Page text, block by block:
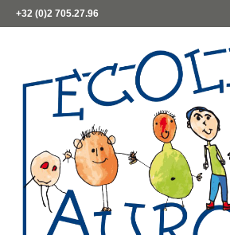
+32 (0)2 705.27.96